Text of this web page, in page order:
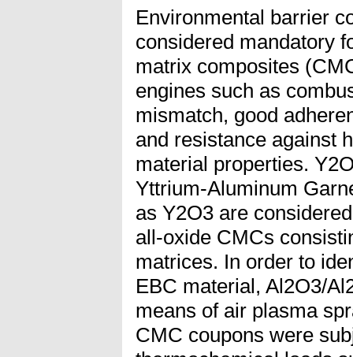
Environmental barrier
considered mandatory
matrix composites
engines such as
mismatch, good
and resistance against
material properties.
Yttrium-Aluminum
as Y2O3 are
all-oxide CMCs
matrices. In order to
EBC material, Al2O3/
means of air plasma
CMC coupons were